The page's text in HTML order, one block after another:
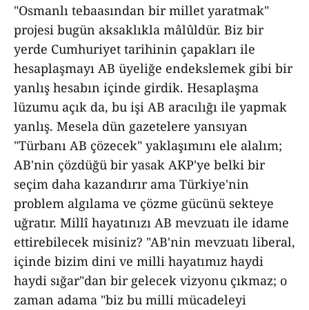
"Osmanlı tebaasından bir millet yaratmak"
projesi bugün aksaklıkla mâlûldür. Biz bir
yerde Cumhuriyet tarihinin çapakları ile
hesaplaşmayı AB üyeliğe endekslemek gibi bir
yanlış hesabın içinde girdik. Hesaplaşma
lüzumu açık da, bu işi AB aracılığı ile yapmak
yanlış. Mesela dün gazetelere yansıyan
"Türbanı AB çözecek" yaklaşımını ele alalım;
AB'nin çözdüğü bir yasak AKP'ye belki bir
seçim daha kazandırır ama Türkiye'nin
problem algılama ve çözme gücünü sekteye
uğratır. Millî hayatınızı AB mevzuatı ile idame
ettirebilecek misiniz? "AB'nin mevzuatı liberal,
içinde bizim dini ve milli hayatımız haydi
haydi sığar"dan bir gelecek vizyonu çıkmaz; o
zaman adama "biz bu milli mücadeleyi